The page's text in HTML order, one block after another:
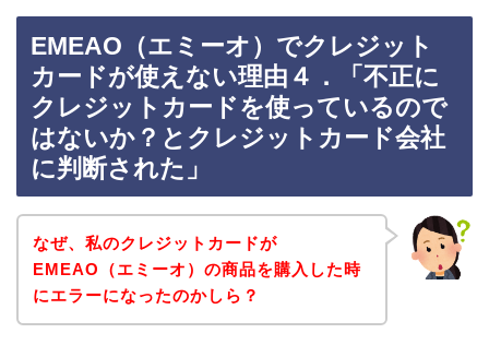
EMEAO（エミーオ）でクレジット
カードが使えない理由４．「不正に
クレジットカードを使っているので
はないか？とクレジットカード会社
に判断された」
なぜ、私のクレジットカードが
EMEAO（エミーオ）の商品を購入した時
にエラーになったのかしら？